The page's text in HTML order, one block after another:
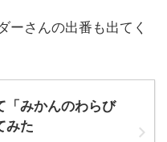
ーさんの出番も出てく
「みかんのわらび
みた